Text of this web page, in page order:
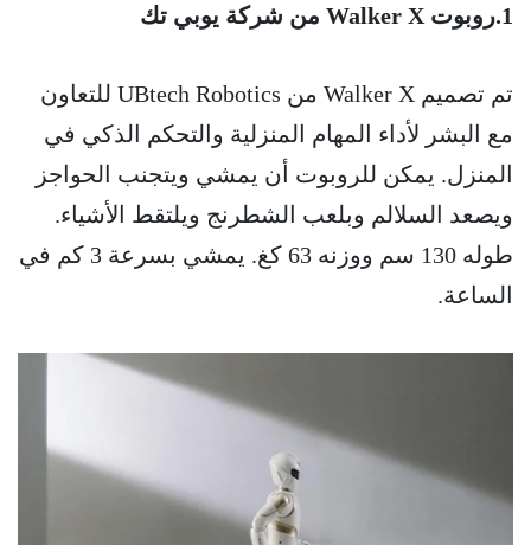
1.روبوت Walker X من شركة يوبي تك
تم تصميم Walker X من UBtech Robotics للتعاون
مع البشر لأداء المهام المنزلية والتحكم الذكي في
المنزل. يمكن للروبوت أن يمشي ويتجنب الحواجز
ويصعد السلالم وبلعب الشطرنج ويلتقط الأشياء.
طوله 130 سم ووزنه 63 كغ. يمشي بسرعة 3 كم في
الساعة.